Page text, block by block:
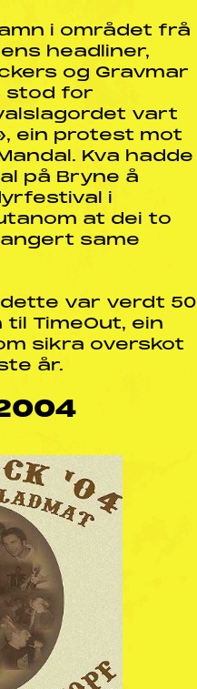
i området frå
headliner,
og Gravmar
stod for
vart
ein protest mot
Kva hadde
på Bryne å
i
at dei to
same
var verdt 50
TimeOut, ein
sikra overskot
år.